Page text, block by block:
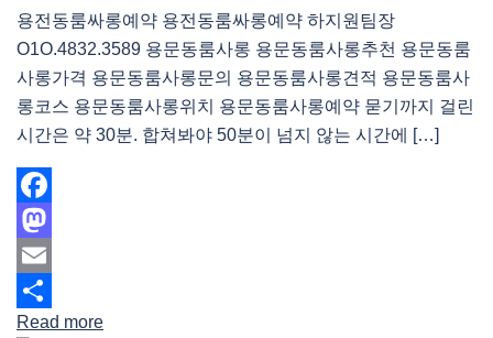
용전동룸싸롱예약 용전동룸싸롱예약 하지원팀장
O1O.4832.3589 용문동룸사롱 용문동룸사롱추천 용문동룸
사롱가격 용문동룸사롱문의 용문동룸사롱견적 용문동룸사
롱코스 용문동룸사롱위치 용문동룸사롱예약 묻기까지 걸린
시간은 약 30분. 합쳐봐야 50분이 넘지 않는 시간에 […]
Facebook
Mastodon
Email
Share
Read more